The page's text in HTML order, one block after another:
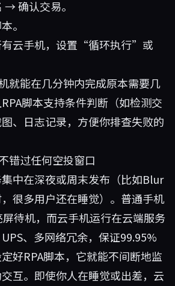
确认交易。
。
有云手机，设置“循环执行”或
就能在几分钟内完成原本需要几
脚本支持条件判断（如检测交
、日志记录，方便你排查失败的
错过任何空投窗口
中在深夜或周末发布（比如Blur
很多用户还在睡觉）。普通手机
待机，而云手机运行在云端服务
、多网络冗余，保证99.95%
好RPA脚本，它就能不间断地监
互。即使你人在睡觉或出差，云